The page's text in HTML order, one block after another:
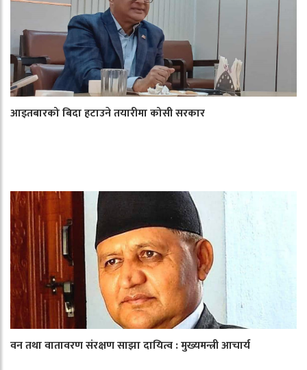
आइतबारको बिदा हटाउने तयारीमा कोसी सरकार
वन तथा वातावरण संरक्षण साझा दायित्व : मुख्यमन्त्री आचार्य